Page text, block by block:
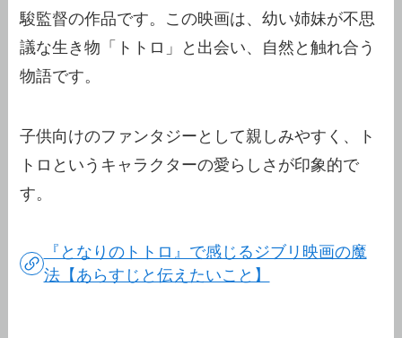
駿監督の作品です。この映画は、幼い姉妹が不思
議な生き物「トトロ」と出会い、自然と触れ合う
物語です。
子供向けのファンタジーとして親しみやすく、ト
トロというキャラクターの愛らしさが印象的で
す。
『となりのトトロ』で感じるジブリ映画の魔
法【あらすじと伝えたいこと】